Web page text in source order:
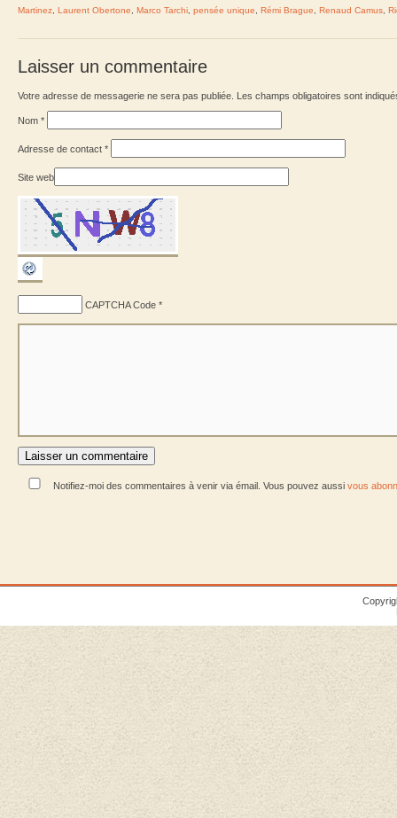
Martinez Laurent Obertone Marco Tarchi pensée unique Rémi Brague Renaud Camus
Laisser un commentaire
Votre adresse de messagerie ne sera pas publiée. Les champs obligatoires sont
Nom *
Adresse de contact *
Site web
CAPTCHA Code *
Notifiez-moi des commentaires à venir via émail. Vous pouvez aussi vous